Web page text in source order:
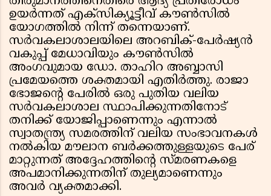
ഉയർന്നത് എക്സിക്യൂട്ടീവ് കൗൺസിൽ
യോഗത്തിൽ നിന്ന് തന്നെയാണ്.
സർവകലാശാലയിലെ അറബിക്-പേർഷ്യൻ
വകുപ്പ് മേധാവിയും കൗൺസിൽ
അംഗവുമായ ഡോ. താഹിറ അബ്ബാസി
പ്രമേയത്തെ ശക്തമായി എതിർത്തു. രാജാ
ഭോജന്റെ പേരിൽ ഒരു പുതിയ വലിയ
സർവകലാശാല സ്ഥാപിക്കുന്നതിനോട്
തനിക്ക് യോജിപ്പാണെന്നും എന്നാൽ
സ്വാതന്ത്ര്യ സമരത്തിന് വലിയ സംഭാവനകൾ
നൽകിയ മൗലാന ബർക്കത്തുള്ളയുടെ പേര്
മാറ്റുന്നത് അദ്ദേഹത്തിന്റെ സ്മരണകളെ
അപമാനിക്കുന്നതിന് തുല്യമാണെന്നും
അവർ വ്യക്തമാക്കി.